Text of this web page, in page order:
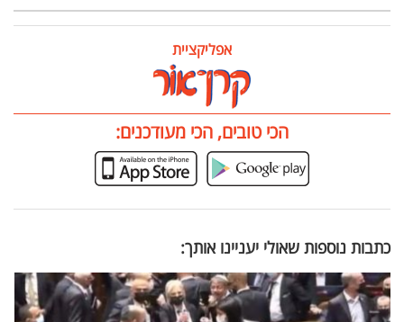
אפליקציית
הכי טובים, הכי מעודכנים:
כתבות נוספות שאולי יעניינו אותך: